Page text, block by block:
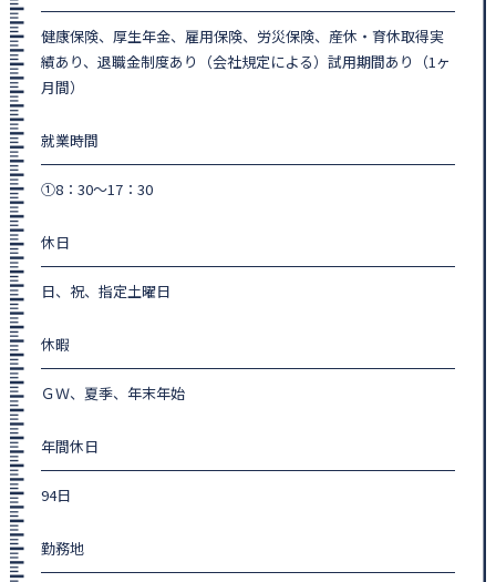
健康保険、厚生年金、雇用保険、労災保険、産休・育休取得実
績あり、退職金制度あり（会社規定による）試用期間あり（1ヶ
月間）
就業時間
①8：30～17：30
休日
日、祝、指定土曜日
休暇
ＧＷ、夏季、年末年始
年間休日
94日
勤務地